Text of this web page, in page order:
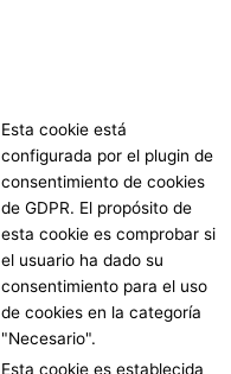
Esta cookie está
configurada por el plugin de
consentimiento de cookies
de GDPR. El propósito de
esta cookie es comprobar si
el usuario ha dado su
consentimiento para el uso
de cookies en la categoría
"Necesario".
Esta cookie es establecida